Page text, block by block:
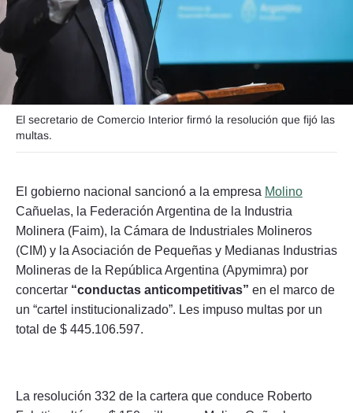
Seguinos
El secretario de Comercio Interior firmó la resolución que fijó las
multas.
El gobierno nacional sancionó a la empresa Molino
Cañuelas, la Federación Argentina de la Industria
Molinera (Faim), la Cámara de Industriales Molineros
(CIM) y la Asociación de Pequeñas y Medianas Industrias
Molineras de la República Argentina (Apymimra) por
concertar “conductas anticompetitivas” en el marco de
un “cartel institucionalizado”. Les impuso multas por un
total de $ 445.106.597.
La resolución 332 de la cartera que conduce Roberto